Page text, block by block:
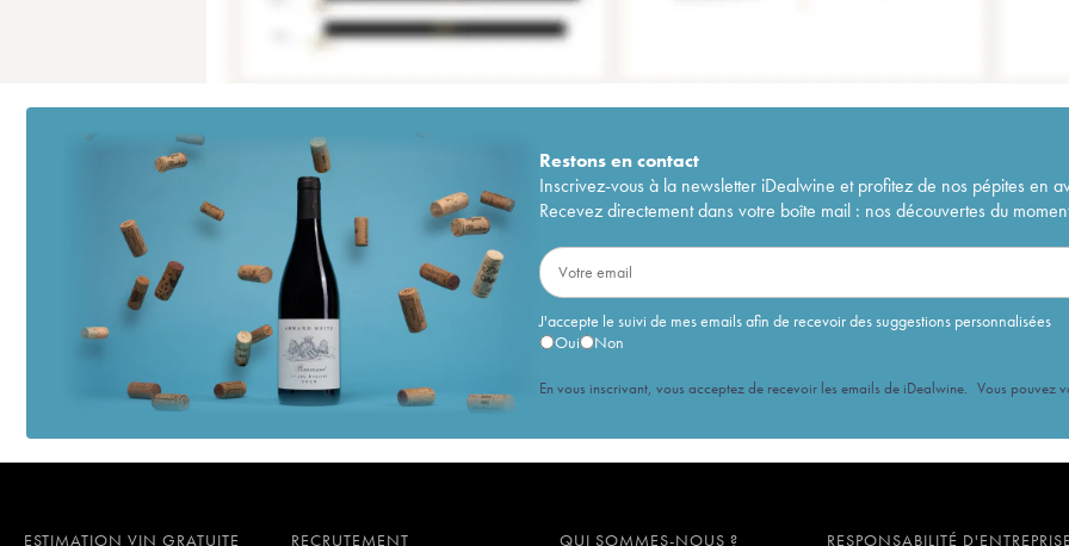
Restons encontact
Inscrivez-vous à la newsletter iDealwine et profitez de nos pépites en
Recevez directement dans votre boîte mail : nos découvertes du
J'accepte le suivi de mes emails afin de recevoir des suggestions personnalisées
Oui
Non
En vous inscrivant, vous acceptez de recevoir les emails de iDealwine. Vous pouvez
ESTIMATION VIN GRATUITE RECRUTEMENT QUI SOMMES-NOUS ? RESPONSABILITÉ